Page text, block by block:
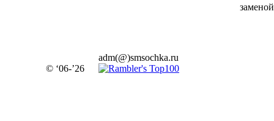
© ‘06-’26
adm(@)smsochka.ru